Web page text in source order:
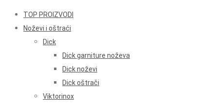
TOP PROIZVODI
Noževi i oštraći
Dick
Dick garniture noževa
Dick noževi
Dick oštrači
Viktorinox